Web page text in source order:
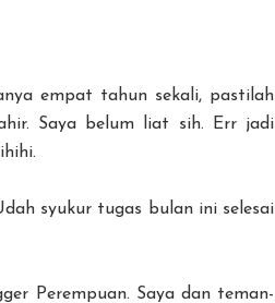
empat tahun sekali, pastilah
Saya belum liat sih. Err jadi
syukur tugas bulan ini selesai
Perempuan. Saya dan teman-